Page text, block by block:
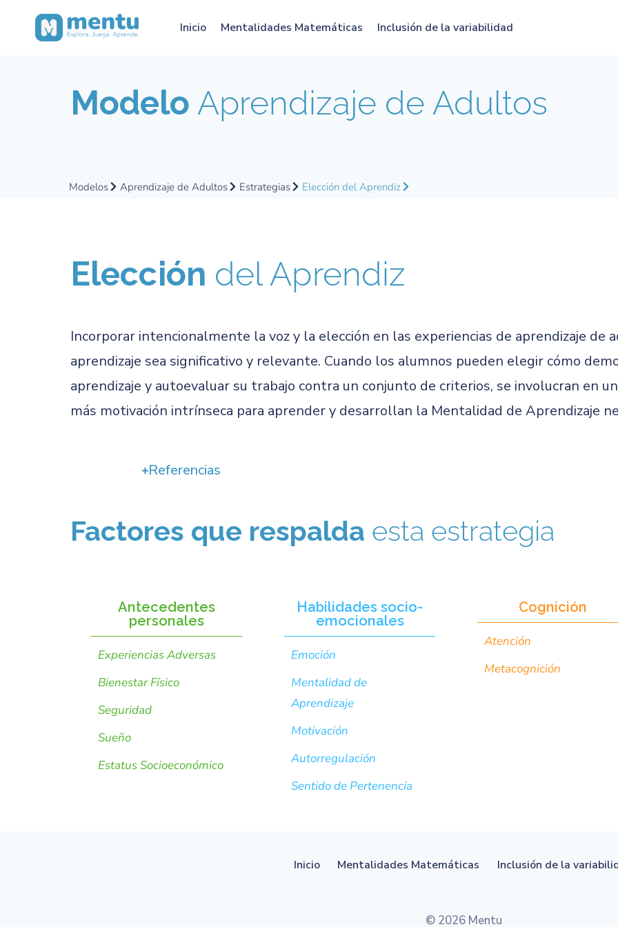
Inicio Mentalidades Matemáticas Inclusión de la variabilidad
Modelo Aprendizaje de Adultos
Modelos Aprendizaje de Adultos Estrategias Elección del Aprendiz
Elección del Aprendiz
Incorporar intencionalmente la voz y la elección en las experiencias de aprendizaje de
aprendizaje sea significativo y relevante. Cuando los alumnos pueden elegir cómo
aprendizaje y autoevaluar su trabajo contra un conjunto de criterios, se involucran en
más motivación intrínseca para aprender y desarrollan la Mentalidad de Aprendizaje
Referencias
Factores que respalda esta estrategia
Antecedentes
personales
Experiencias Adversas
Bienestar Físico
Seguridad
Sueño
Estatus Socioeconómico
Habilidades socio-
emocionales
Emoción
Mentalidad de
Aprendizaje
Motivación
Autorregulación
Sentido de Pertenencia
Cognición
Atención
Metacognición
Inicio Mentalidades Matemáticas Inclusión de la
© 2026 Mentu